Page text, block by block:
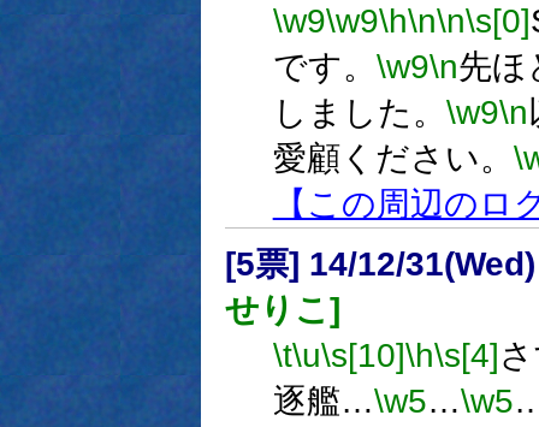
\w9\w9\h\n\n\s[0]
です。 \w9\n先ほ
しました。 \w9\n
愛顧ください。
【この周辺のロ
[5票] 14/12/
せりこ]
\t\u\s[10]\h\s[4]
逐艦…\w5…\w5